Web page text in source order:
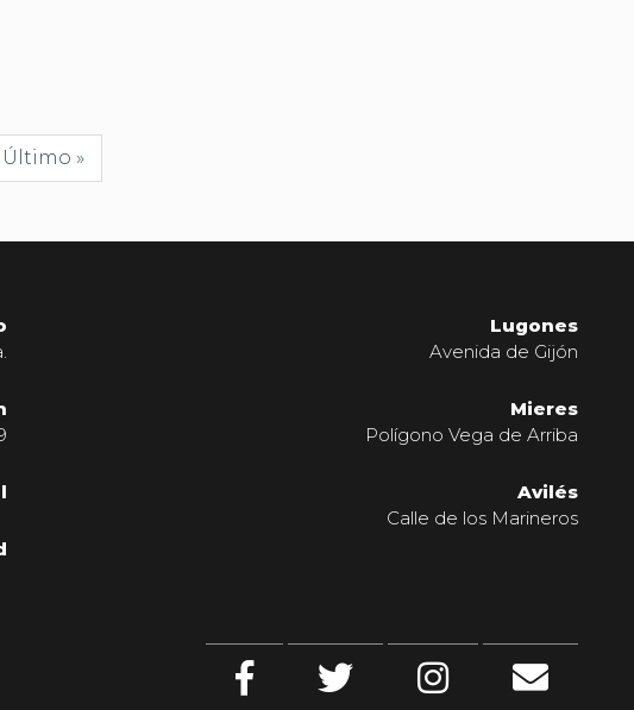
Último »
Lugones
Avenida de Gijón
Mieres
Polígono Vega de Arriba
Avilés
Calle de los Marineros